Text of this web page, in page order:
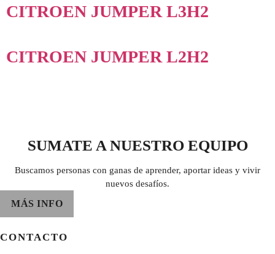
CITROEN JUMPER L3H2
CITROEN JUMPER L2H2
SUMATE A NUESTRO EQUIPO
Buscamos personas con ganas de aprender, aportar ideas y vivir
nuevos desafíos.
MÁS INFO
CONTACTO